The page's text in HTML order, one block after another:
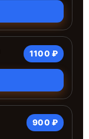
1100 ₽
900 ₽